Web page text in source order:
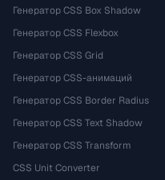
Генератор CSS Box Shadow
Генератор CSS Flexbox
Генератор CSS Grid
Генератор CSS-анимаций
Генератор CSS Border Radius
Генератор CSS Text Shadow
Генератор CSS Transform
CSS Unit Converter